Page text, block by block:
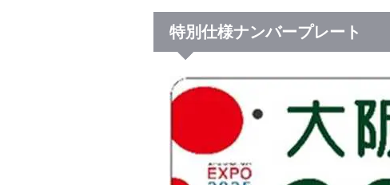
特別仕様ナンバープレート